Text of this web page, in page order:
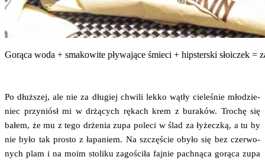
Gorą­ca woda + sma­ko­wi­te pły­wa­ją­ce śmie­ci + hip­ster­ski sło­iczek =
Po dłuż­szej, ale nie za dłu­giej chwi­li lek­ko wątły cie­le­śnie mło­dzie­
niec przy­niósł mi w drżą­cych rękach krem z bura­ków. Tro­chę się
bałem, że mu z tego drże­nia zupa pole­ci w ślad za łyżecz­ką, a tu by
nie było tak pro­sto z łapa­niem. Na szczę­ście oby­ło się bez czer­wo­
nych plam i na moim sto­li­ku zago­ści­ła faj­nie pach­ną­ca gorą­ca zupa